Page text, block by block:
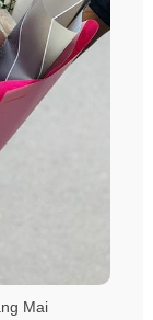
Mai